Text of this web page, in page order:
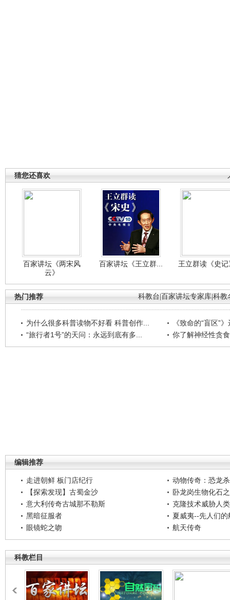
猜您还喜欢
百家讲坛《两宋风
云》
百家讲坛《王立群... 王立群读《史
科教台 百家讲坛专家库 科教
热门推荐
为什么很多科普读物不好看 科普创作...
《致命的“盲区”
“旅行者1号”的天问：永远到底有多...
你了解神经性贪
编辑推荐
走进朝鲜 板门店纪行
动物传奇：恐龙
【探索发现】古蜀金沙
卧龙岗生物化石
意大利传奇古城那不勒斯
克隆技术威胁人
黑暗征服者
夏威夷--先人们的
眼镜蛇之吻
航天传奇
科教栏目